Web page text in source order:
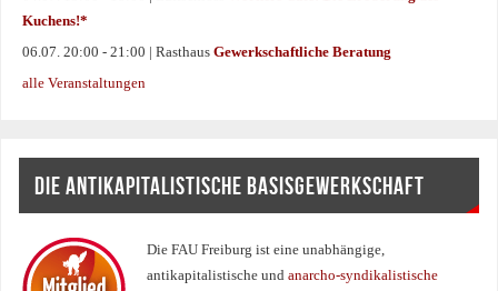
Kuchens!*
06.07. 20:00 - 21:00 | RasthausGewerkschaftliche Beratung
alle Veranstaltungen
DIE ANTIKAPITALISTISCHE BASISGEWERKSCHAFT
Die FAU Freiburg ist eine un­abhängige,
antikapitalistische undanarcho-syndikalistische